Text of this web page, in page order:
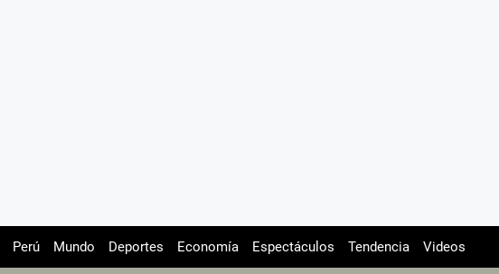
Perú Mundo Deportes Economía Espectáculos Tendencia Videos